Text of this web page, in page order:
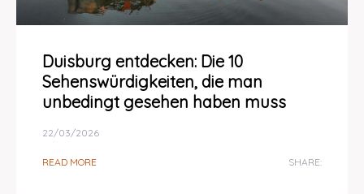
Duisburg entdecken: Die 10
Sehenswürdigkeiten, die man
unbedingt gesehen haben muss
22/03/2026
READ MORE SHARE: